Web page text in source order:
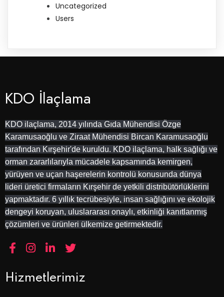
Uncategorized
Users
KDO İlaçlama
KDO ilaçlama, 2014 yılında Gıda Mühendisi Özge
Karamusaoğlu ve Ziraat Mühendisi Bircan Karamusaoğlu
tarafından Kırşehir'de kuruldu. KDO ilaçlama, halk sağlığı ve
orman zararlılarıyla mücadele kapsamında kemirgen,
yürüyen ve uçan haşerelerin kontrolü konusunda dünya
lideri üretici firmaların Kırşehir de yetkili distribütörlüklerini
yapmaktadır. 6 yıllık tecrübesiyle, insan sağlığını ve ekolojik
dengeyi koruyan, uluslararası onaylı, etkinliği kanıtlanmış
çözümleri ve ürünleri ülkemize getirmektedir.
Hizmetlerimiz